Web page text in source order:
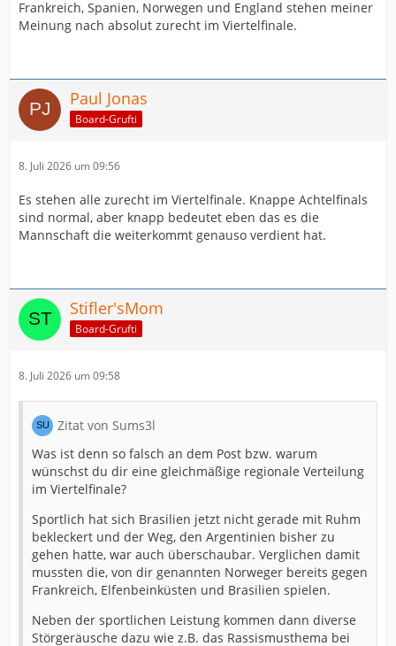
Frankreich, Spanien, Norwegen und England stehen meiner
Meinung nach absolut zurecht im Viertelfinale.
Paul Jonas
Board-Grufti
8. Juli 2026 um 09:56
Es stehen alle zurecht im Viertelfinale. Knappe Achtelfinals
sind normal, aber knapp bedeutet eben das es die
Mannschaft die weiterkommt genauso verdient hat.
Stifler'sMom
Board-Grufti
8. Juli 2026 um 09:58
Zitat von Sums3l
Was ist denn so falsch an dem Post bzw. warum
wünschst du dir eine gleichmäßige regionale Verteilung
im Viertelfinale?
Sportlich hat sich Brasilien jetzt nicht gerade mit Ruhm
bekleckert und der Weg, den Argentinien bisher zu
gehen hatte, war auch überschaubar. Verglichen damit
mussten die, von dir genannten Norweger bereits gegen
Frankreich, Elfenbeinküsten und Brasilien spielen.
Neben der sportlichen Leistung kommen dann diverse
Störgeräusche dazu wie z.B. das Rassismusthema bei